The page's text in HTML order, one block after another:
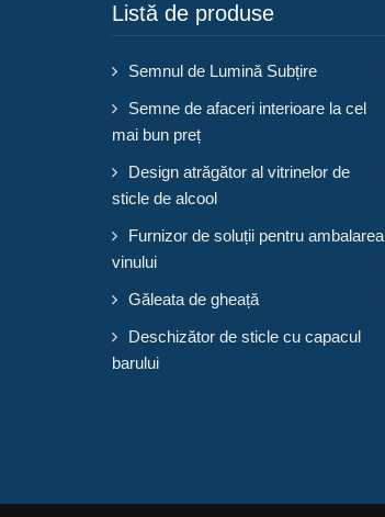
Listă de produse
Semnul de Lumină Subțire
Semne de afaceri interioare la cel
mai bun preț
Design atrăgător al vitrinelor de
sticle de alcool
Furnizor de soluții pentru ambalarea
vinului
Găleata de gheață
Deschizător de sticle cu capacul
barului